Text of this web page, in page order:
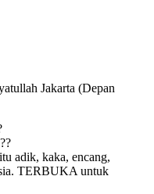
Jakarta (Depan
adik, kaka, encang,
TERBUKA untuk